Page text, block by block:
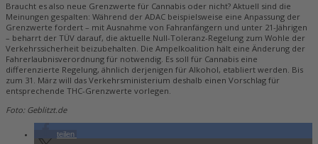
Braucht es also neue Grenzwerte für Cannabis oder nicht? Aktuell sind die
Meinungen gespalten: Während der ADAC beispielsweise eine Anpassung der
Grenzwerte fordert – mit Ausnahme von Fahranfängern und unter 21-Jährigen
– beharrt der TÜV darauf, die aktuelle Null-Toleranz-Regelung zum Wohle der
Verkehrssicherheit beizubehalten. Die Ampelkoalition hält eine Änderung der
Fahrerlaubnisverordnung für notwendig. Es soll für Cannabis eine
differenzierte Regelung, ähnlich derjenigen für Alkohol, etabliert werden. Bis
zum 31. März will das Verkehrsministerium deshalb einen Vorschlag für
entsprechende THC-Grenzwerte vorlegen.
Foto: Geblitzt.de
teilen